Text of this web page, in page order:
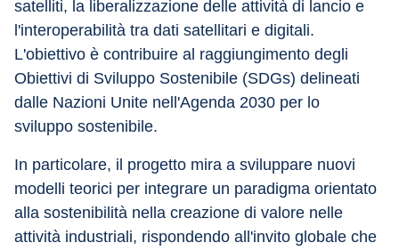
satelliti, la liberalizzazione delle attività di lancio e
l'interoperabilità tra dati satellitari e digitali.
L'obiettivo è contribuire al raggiungimento degli
Obiettivi di Sviluppo Sostenibile (SDGs) delineati
dalle Nazioni Unite nell'Agenda 2030 per lo
sviluppo sostenibile.
In particolare, il progetto mira a sviluppare nuovi
modelli teorici per integrare un paradigma orientato
alla sostenibilità nella creazione di valore nelle
attività industriali, rispondendo all'invito globale che